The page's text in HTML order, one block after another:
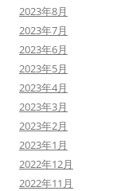
2023年8月
2023年7月
2023年6月
2023年5月
2023年4月
2023年3月
2023年2月
2023年1月
2022年12月
2022年11月